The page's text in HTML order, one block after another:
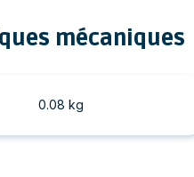
mécaniques
0.08 kg